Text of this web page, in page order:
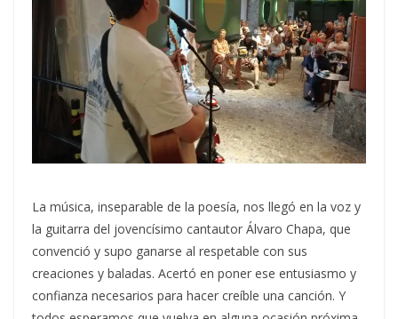
La música, inseparable de la poesía, nos llegó en la voz y
la guitarra del jovencísimo cantautor Álvaro Chapa, que
convenció y supo ganarse al respetable con sus
creaciones y baladas. Acertó en poner ese entusiasmo y
confianza necesarios para hacer creíble una canción. Y